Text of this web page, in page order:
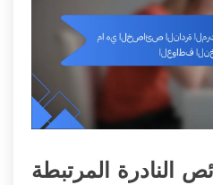
النادرة المرتبطة